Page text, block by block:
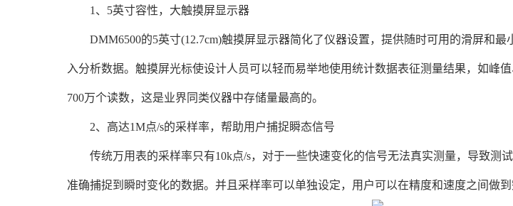
1、5英寸容性，大触摸屏显示器
DMM6500的5英寸(12.7cm)触摸屏显示器简化了仪器设置，提供随时可用的滑屏和最
入分析数据。触摸屏光标使设计人员可以轻而易举地使用统计数据表征测量结果，如峰
700万个读数，这是业界同类仪器中存储量最高的。
2、高达1M点/s的采样率，帮助用户捕捉瞬态信号
传统万用表的采样率只有10k点/s，对于一些快速变化的信号无法真实测量，导致测
准确捕捉到瞬时变化的数据。并且采样率可以单独设定，用户可以在精度和速度之间做到